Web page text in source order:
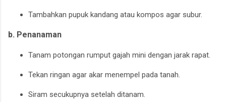
Tambahkan pupuk kandang atau kompos agar subur.
b. Penanaman
Tanam potongan rumput gajah mini dengan jarak rapat.
Tekan ringan agar akar menempel pada tanah.
Siram secukupnya setelah ditanam.